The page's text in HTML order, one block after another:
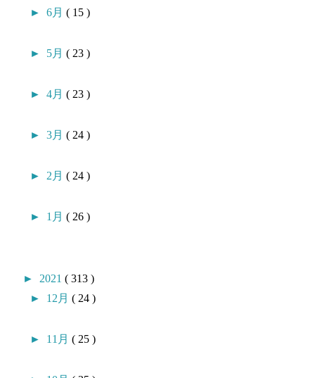
►6月( 15 )
► 5月( 23 )
►4月( 23 )
►3月( 24 )
► 2月( 24 )
► 1月( 26 )
► 2021( 313 )
► 12月( 24 )
► 11月( 25 )